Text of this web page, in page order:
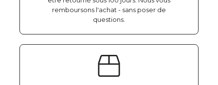
remboursons l'achat - sans poser de
questions.